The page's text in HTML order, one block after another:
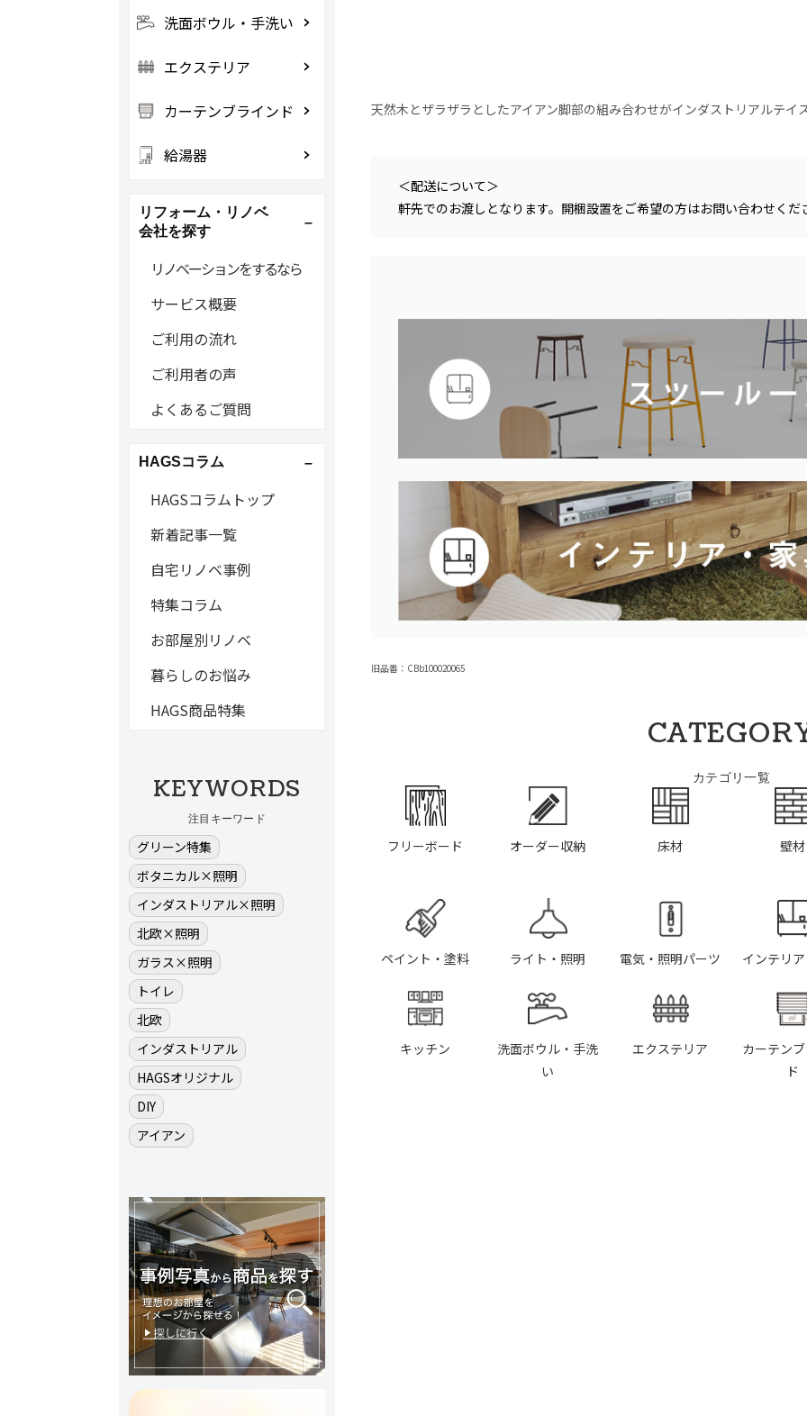
天然木とザラザラとしたアイアン脚部の組み合わせがインダストリアルテイ
＜配送について＞
軒先でのお渡しとなります。開梱設置をご希望の方はお問い合わせくだ
旧品番：CBb100020065
カテゴリ一覧
フリーボード オーダー収納 床材 壁材
ペイント・塗料 ライト・照明 電気・照明パーツ インテリ
キッチン
洗面ボウル・手洗
い
エクステリア
カーテン
ド
洗面ボウル・手洗い
エクステリア
カーテンブラインド
給湯器
リフォーム・リノベ
会社を探す
リノベーションをするなら
サービス概要
ご利用の流れ
ご利用者の声
よくあるご質問
HAGSコラム
HAGSコラムトップ
新着記事一覧
自宅リノベ事例
特集コラム
お部屋別リノベ
暮らしのお悩み
HAGS商品特集
KEYWORDS
注目キーワード
グリーン特集
ボタニカル×照明
インダストリアル×照明
北欧×照明
ガラス×照明
トイレ
北欧
インダストリアル
HAGSオリジナル
DIY
アイアン